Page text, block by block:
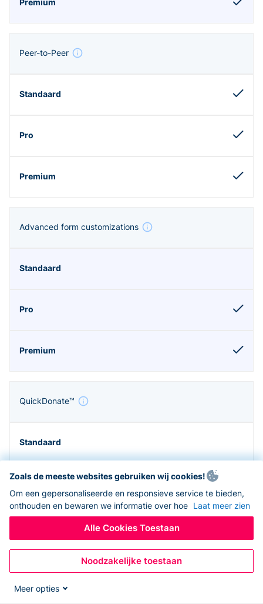
Peer-to-Peer
Advanced form customizations
QuickDonate™
Zapier en API
Zoals de meeste websites gebruiken wij cookies!
Om een gepersonaliseerde en responsieve service te bieden,
onthouden en bewaren we informatie over hoe Laat meer zien
Alle Cookies Toestaan
Noodzakelijke toestaan
Meer opties